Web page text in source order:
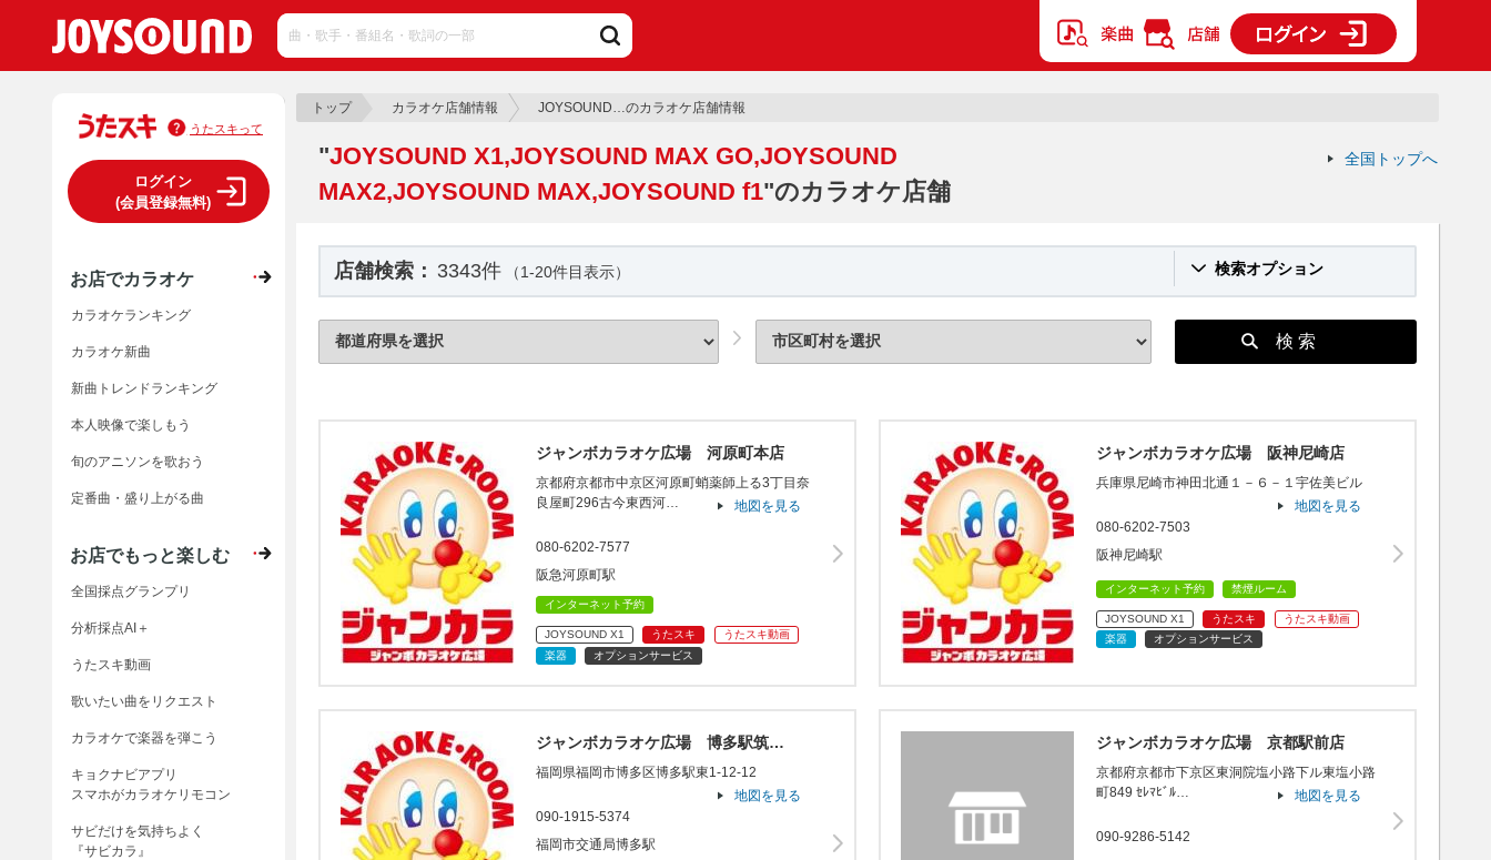
トップ カラオケ店舗情報 JOYSOUND…のカラオケ店舗情報
"JOYSOUND X1,JOYSOUND MAX GO,JOYSOUND
MAX2,JOYSOUND MAX,JOYSOUND f1"のカラオケ店舗
全国トップへ
店舗検索： 3343件 （1-20件目表示） 検索オプション
検 索
ジャンボカラオケ広場 河原町本店
京都府京都市中京区河原町蛸薬師上る3丁目奈
良屋町296古今東西河…
080-6202-7577
阪急河原町駅
インターネット予約
JOYSOUND X1 うたスキ
うたスキ動画
楽器
オプションサービス
地図を見る
ジャンボカラオケ広場 阪神尼崎店
兵庫県尼崎市神田北通１－６－１宇佐美ビル
080-6202-7503
阪神尼崎駅
インターネット予約 禁煙ルーム
JOYSOUND X1 うたスキ
うたスキ動画
楽器
オプションサービス
地図を見る
ジャンボカラオケ広場 博多駅筑…
福岡県福岡市博多区博多駅東1-12-12
090-1915-5374
福岡市交通局博多駅
地図を見る
ジャンボカラオケ広場 京都駅前店
京都府京都市下京区東洞院塩小路下ル東塩小路
町849 ｾﾚﾏﾋﾞﾙ…
090-9286-5142
地図を見る
うたスキって
ログイン
(会員登録無料)
お店でカラオケ
カラオケランキング
カラオケ新曲
新曲トレンドランキング
本人映像で楽しもう
旬のアニソンを歌おう
定番曲・盛り上がる曲
お店でもっと楽しむ
全国採点グランプリ
分析採点AI＋
うたスキ動画
歌いたい曲をリクエスト
カラオケで楽器を弾こう
キョクナビアプリ
スマホがカラオケリモコン
サビだけを気持ちよく
『サビカラ』